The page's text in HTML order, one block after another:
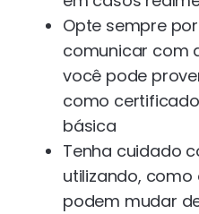
Opte sempre
comunicar com
você pode
como
básica
Tenha cuidado
utilizando,
podem mudar